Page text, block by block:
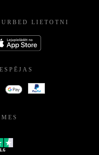
LIETOTNI